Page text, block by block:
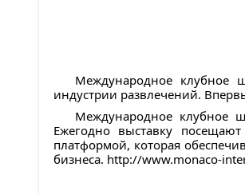
Международное клубное
индустрии развлечений.
Международное клубное
Ежегодно выставку
платформой, которая
бизнеса. http://www.monaco-